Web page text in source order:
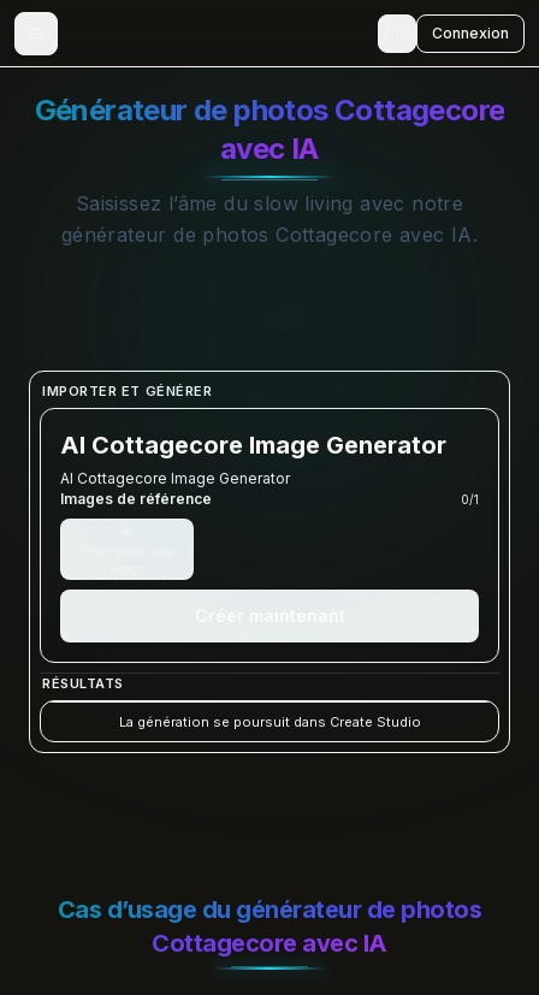
Connexion
Générateur de photos Cottagecore
avec IA
Saisissez l’âme du slow living avec notre
générateur de photos Cottagecore avec IA.
IMPORTER ET GÉNÉRER
AI Cottagecore Image Generator
AI Cottagecore Image Generator
Images de référence
0/1
RÉSULTATS
La génération se poursuit dans Create Studio
Cas d’usage du générateur de photos
Cottagecore avec IA